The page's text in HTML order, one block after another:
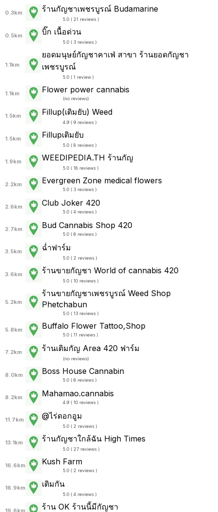
0.3km ร้านกัญชาเพชรบูรณ์ Budamarine
5.0 ( 21 reviews )
0.5km บิ๊ก เนื้อด่วน
5.0 ( 3 reviews )
1.1km
ยอดมนุษย์กัญชาคาเฟ่ สาขา ร้านยอดกัญชา
เพชรบูรณ์
5.0 ( 1 review )
1.1km Flower power cannabis
(no reviews)
1.5km Fillup(เติมยับ) Weed
4.9 ( 9 reviews )
1.5km Fillupเติมยับ
5.0 ( 8 reviews )
1.9km WEEDIPEDIA.TH ร้านกัญ
5.0 ( 18 reviews )
2.2km Evergreen Zone medical flowers
5.0 ( 3 reviews )
2.6km Club Joker 420
5.0 ( 4 reviews )
2.7km Bud Cannabis Shop 420
5.0 ( 6 reviews )
3.5km ฉ่ำฟาร์ม
5.0 ( 2 reviews )
3.6km ร้านขายกัญชา World of cannabis 420
5.0 ( 10 reviews )
5.2km
ร้านขายกัญชาเพชรบูรณ์ Weed Shop
Phetchabun
5.0 ( 13 reviews )
5.8km Buffalo Flower Tattoo,Shop
5.0 ( 11 reviews )
7.2km ร้านเติมกัญ Area 420 ฟาร์ม
(no reviews)
8.0km Boss House Cannabin
5.0 ( 6 reviews )
8.2km Mahamao.cannabis
4.9 ( 10 reviews )
11.7km @ไร่ดอกอูม
5.0 ( 2 reviews )
13.1km ร้านกัญชาใกล้ฉัน High Times
5.0 ( 27 reviews )
16.6km Kush Farm
5.0 ( 2 reviews )
16.9km เติมกัน
5.0 ( 4 reviews )
19.6km ร้าน OK ร้านนี้มีกัญชา